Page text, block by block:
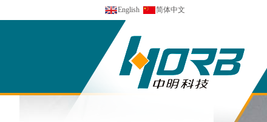
English 简体中文